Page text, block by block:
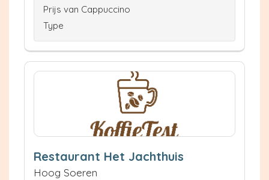
Prijs van Cappuccino
Type
Restaurant Het Jachthuis
Hoog Soeren